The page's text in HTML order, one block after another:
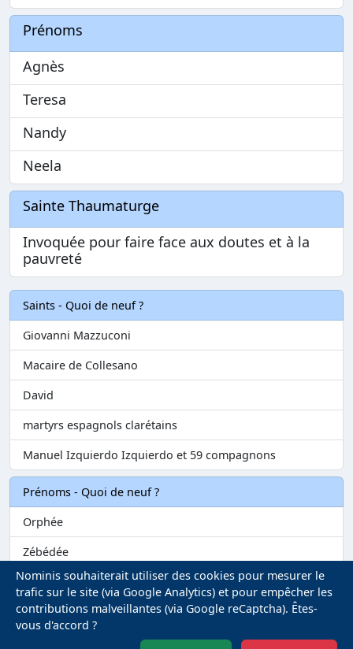
Prénoms
Agnès
Teresa
Nandy
Neela
Sainte Thaumaturge
Invoquée pour faire face aux doutes et à la
pauvreté
Saints - Quoi de neuf ?
Giovanni Mazzuconi
Macaire de Collesano
David
martyrs espagnols clarétains
Manuel Izquierdo Izquierdo et 59 compagnons
Prénoms - Quoi de neuf ?
Orphée
Zébédée
Melvil
Matilin
Nominis souhaiterait utiliser des cookies pour mesurer le
trafic sur le site (via Google Analytics) et pour empêcher les
contributions malveillantes (via Google reCaptcha). Êtes-
vous d'accord ?